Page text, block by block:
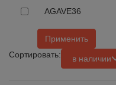
AGAVE36
Применить
Сортировать:
в наличии